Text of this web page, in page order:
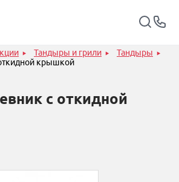
Тандыры и грили
Тандыры
крышкой
с откидной